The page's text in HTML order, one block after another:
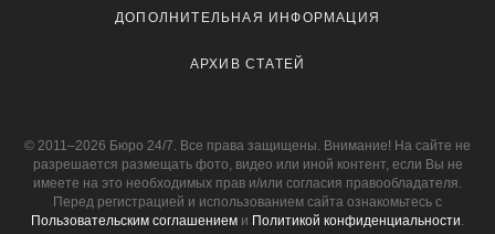
ДОПОЛНИТЕЛЬНАЯ ИНФОРМАЦИЯ
АРХИВ СТАТЕЙ
© 2011–2026 Бюро 24/7. Все права защищены. Внимание! На сайте не
разрешается размещать фото, видео или иной контент, если Вы не
имеете на это необходимых прав и/или согласия правообладателя.
Перед регистрацией и использованием сайта ознакомьтесь с
Пользовательским соглашением и Политикой конфиденциальности.